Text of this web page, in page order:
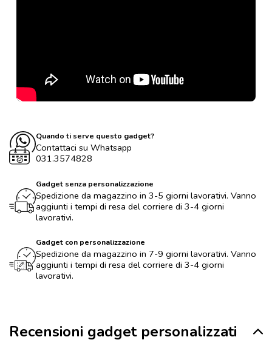
Quando ti serve questo gadget?
Contattaci su Whatsapp
031.3574828
Gadget senza personalizzazione
Spedizione da magazzino in 3-5 giorni lavorativi. Vanno
aggiunti i tempi di resa del corriere di 3-4 giorni
lavorativi.
Gadget con personalizzazione
Spedizione da magazzino in 7-9 giorni lavorativi. Vanno
aggiunti i tempi di resa del corriere di 3-4 giorni
lavorativi.
Recensioni gadget personalizzati